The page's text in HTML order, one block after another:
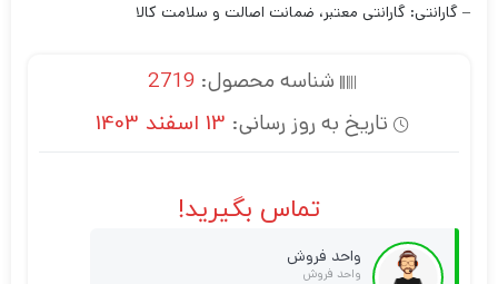
– گارانتی: گارانتی معتبر، ضمانت اصالت و سلامت کالا
شناسه محصول: 2719
تاریخ به روز رسانی: 13 اسفند 1403
تماس بگیرید!
واحد فروش
واحد فروش